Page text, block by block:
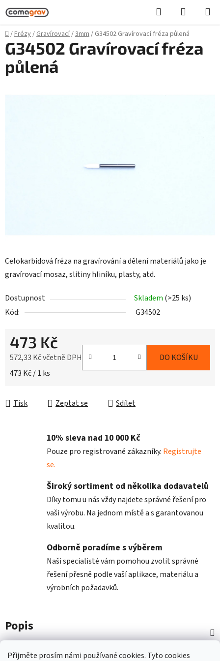
Přijměte prosím námi používané cookies. Tytocookies
Přejít
na
obsah
Hledat
KOŠÍK
Domů
/Frézy/Gravírovací/3mm/ G34502 Gravírovací fréza půlená
Celokarbidová fréza na gravírování a dělení materiálů jako je
gravírovací mosaz, slitiny hliníku, plasty, atd.
Dostupnost Skladem (>25 ks)
Kód:
G34502
473 Kč
572,33 Kč včetně DPH
Měrná cena:
473 Kč / 1 ks
DO KOŠÍKU
Tisk Zeptat se Sdílet
G34502 Gravírovací fréza
půlená
10% sleva nad 10 000 Kč
Pouze pro registrované zákazníky. Registrujte
se.
Široký sortiment od několika dodavatelů
Díky tomu u nás vždy najdete správné řešení pro
vaši výrobu. Na jednom místě a s garantovanou
kvalitou.
Odborně poradíme s výběrem
Naši specialisté vám pomohou zvolit správné
řešení přesně podle vaší aplikace, materiálu a
výrobních požadavků.
Popis
Diskuze